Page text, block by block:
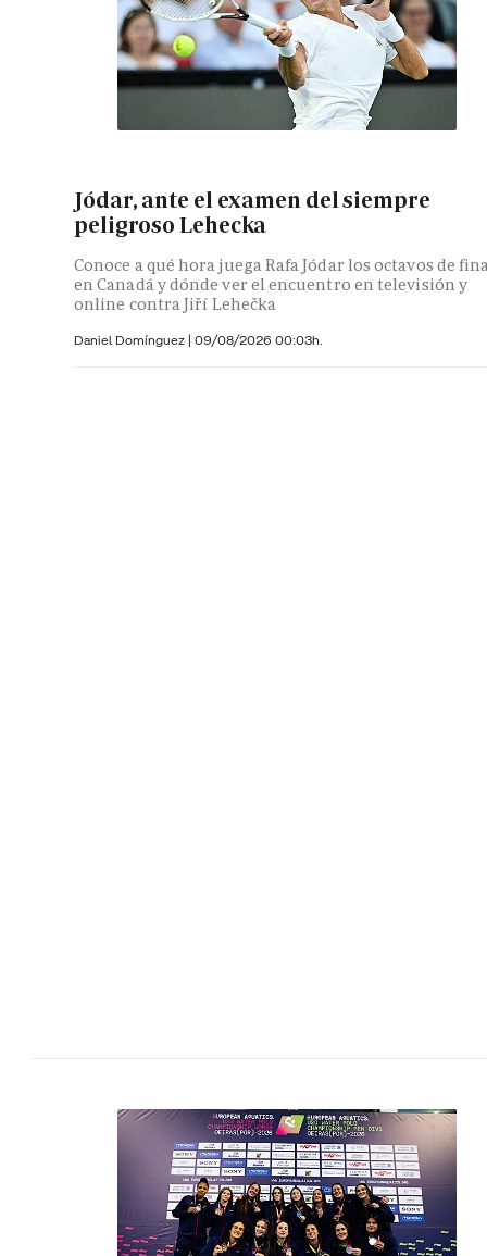
Jódar, ante el examen del siempre
peligroso Lehecka
Conoce a qué hora juega Rafa Jódar los octavos de
en Canadá y dónde ver el encuentro en televisión y
online contra Jiří Lehečka
Daniel Domínguez | 09/08/2026 00:03h.